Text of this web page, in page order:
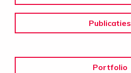
Publicaties
Portfolio